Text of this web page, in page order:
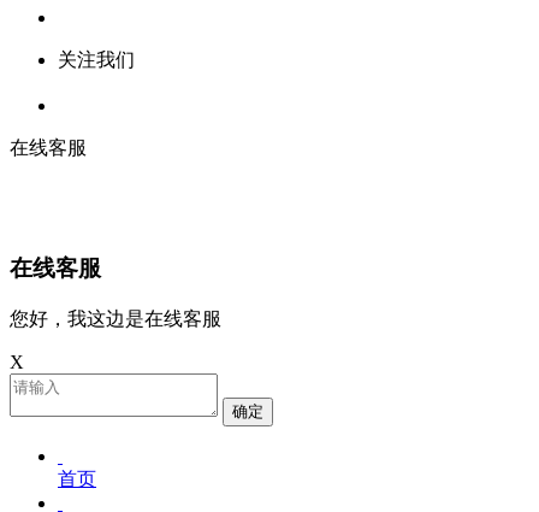
关注我们
在线客服
在线客服
您好，我这边是在线客服
X
确定
首页